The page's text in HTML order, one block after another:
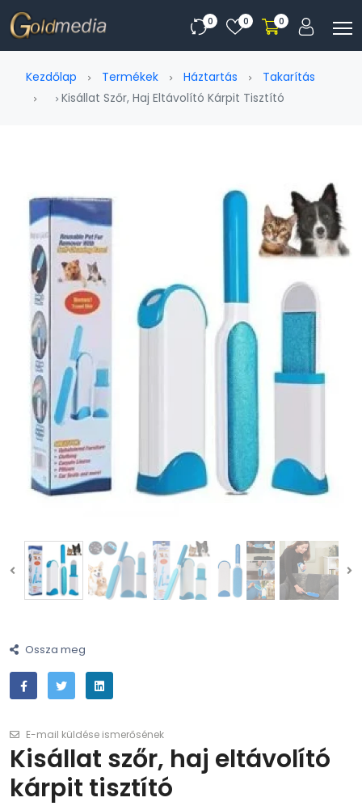
0 0 0
Kezdőlap Termékek Háztartás
Takarítás
Kisállat Szőr, Haj Eltávolító Kárpit Tisztító
Ossza meg
E-mail küldése ismerősének
Kisállat szőr, haj eltávolító
kárpit tisztító